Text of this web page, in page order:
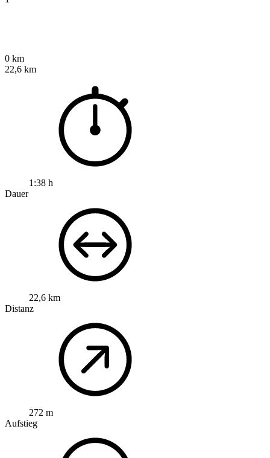
0 km
22,6 km
1:38 h
Dauer
22,6 km
Distanz
272 m
Aufstieg